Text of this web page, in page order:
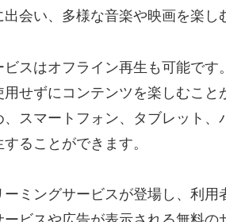
会い、多様な音楽や映画を楽し
スはオフライン再生も可能で
せずにコンテンツを楽しむこと
スマートフォン、タブレット、
ることができます。
ミングサービスが登場し、利用